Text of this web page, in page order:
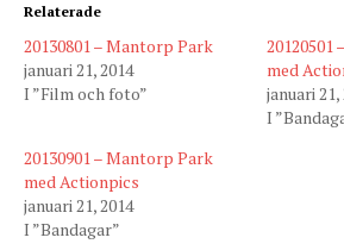
Relaterade
20130801 – Mantorp Park
januari 21, 2014
I ”Film och foto”
med
januari 21,
I
20130901 – Mantorp Park
med Actionpics
januari 21, 2014
I ”Bandagar”